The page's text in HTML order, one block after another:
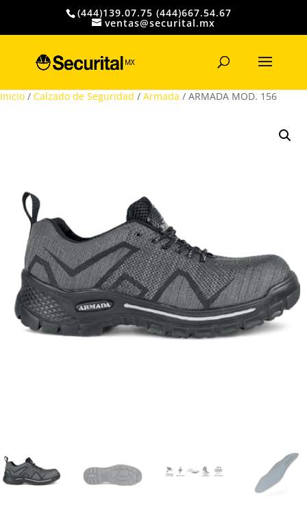
(444)139.07.75 (444)667.54.67
ventas@securital.mx
productos
Inicio / Calzado de Seguridad / Armada / ARMADA MOD. 156